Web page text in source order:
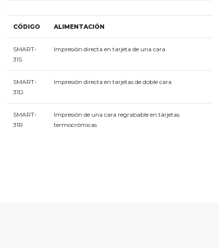
CÓDIGO ALIMENTACIÓN
SMART-
31S
Impresión directa en tarjeta de una cara
SMART-
31D
Impresión directa en tarjetas de doble cara
SMART-
31R
Impresión de una cara regrabable en tarjetas
termocrómicas